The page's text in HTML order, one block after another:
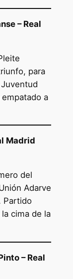
– Real
para
a
Madrid
del
Adarve
Partido
cima de la
– Real